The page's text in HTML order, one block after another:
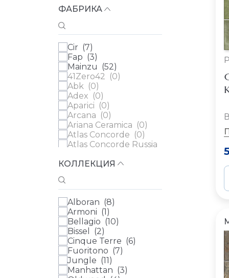
ФАБРИКА
Cir (7)
Fap (3)
Mainzu (52)
41Zero42 (0)
Abk (0)
Adex (0)
Aparici (0)
Arcana (0)
Ariana Ceramica (0)
Atlas Concorde (0)
Atlas Concorde Russia
Ava (0)
Century (0
Ceramica Ribesalbes
(0)
Ceramica Vilar Albaro
(0)
Cerdomus (0
Cifre (0 )
Колизеумгрэс
КОЛЛЕКЦИЯ
Alboran (8)
Armoni (1)
Bellagio (10)
Bissel (2)
Cinque Terre (6)
Fuoritono (7)
Jungle (11)
Manhattan (3)